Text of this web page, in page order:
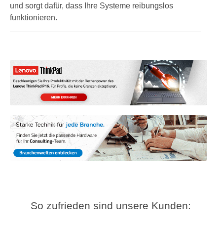
und sorgt dafür, dass Ihre Systeme reibungslos
funktionieren.
So zufrieden sind unsere Kunden: